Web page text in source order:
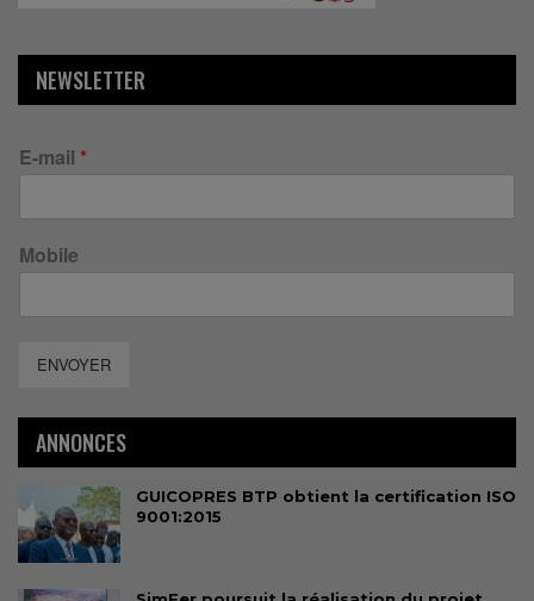
NEWSLETTER
E-mail *
Mobile
ENVOYER
ANNONCES
GUICOPRES BTP obtient la certification ISO
9001:2015